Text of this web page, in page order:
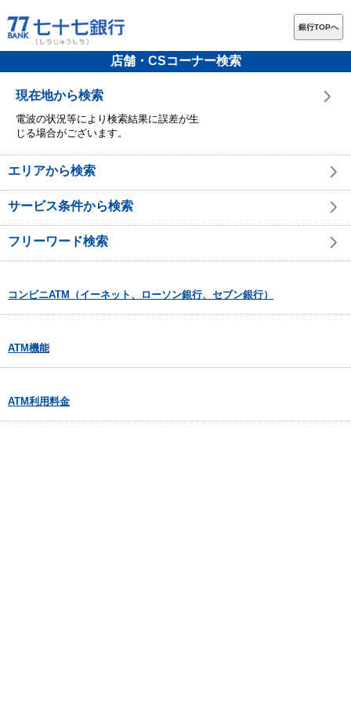
銀行TOPへ
店舗・CSコーナー検索
現在地から検索
電波の状況等により検索結果に誤差が生
じる場合がございます。
エリアから検索
サービス条件から検索
フリーワード検索
コンビニATM（イーネット、ローソン銀行、セブン銀行）
ATM機能
ATM利用料金